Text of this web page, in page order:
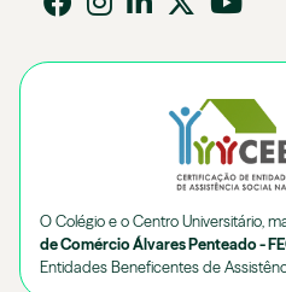
O Colégio e o Centro Universitário,
de Comércio Álvares Penteado -
Entidades Beneficentes de